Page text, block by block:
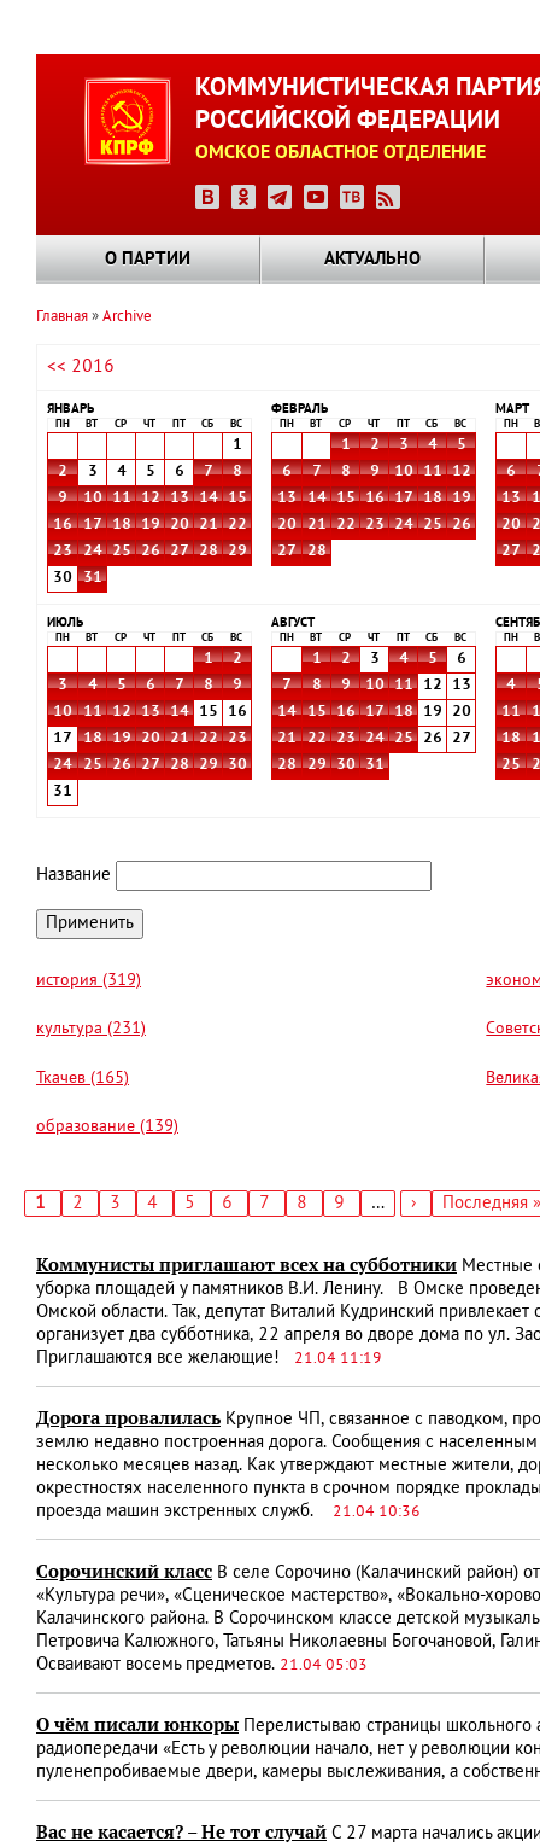
КОММУНИСТИЧЕСКАЯ
РОССИЙСКОЙ ФЕДЕРАЦИИ
ОМСКОЕ ОБЛАСТНОЕ ОТДЕЛЕНИЕ
О ПАРТИИ АКТУАЛЬНО
навигации
Главная Archive
<< 2016
ЯНВАРЬ
ПН ВТ СР ЧТ СБ ВС
1
2
3 4 5 6 7
8
9
10 11 12 13 14
15
16
17 18 19 20 21
22
23
24 25 26 27 28
29
30
31
ФЕВРАЛЬ
ПН ВТ СР ЧТ СБ ВС
1 2 3 4
5
6
7 8 9 10 11
12
13
14 15 16 17 18
19
20
21 22 23 24 25
26
27
28
МАРТ
ПН
6
13
20
27
ИЮЛЬ
ПН ВТ СР ЧТ СБ ВС
1
2
3
4 5 6 7 8
9
10
11 12 13 14 15
16
17
18 19 20 21 22
23
24
25 26 27 28 29
30
31
АВГУСТ
ПН ВТ СР ЧТ СБ ВС
1 2 3 4 5
6
7
8 9 10 11 12
13
14
15 16 17 18 19
20
21
22 23 24 25 26
27
28
29 30 31
ПН
4
11
18
25
Название
история (319)
культура (231)
Ткачев (165)
образование (139)
Текущая
1 Страница
2 Страница
3 Страница
4 Страница
5 Страница
6 Страница
7 Страница
8 Страница
9 …
Следующая
›
Последняя
Последняя »
Коммунисты приглашают всех на субботники Местные
уборка площадей у памятников В.И. Ленину. В Омске
Омской области. Так, депутат Виталий Кудринский
организует два субботника, 22 апреля во дворе дома по ул.
Приглашаются все желающие!
21.04 11:19
Дорога провалилась Крупное ЧП, связанное с паводком,
землю недавно построенная дорога. Сообщения с
несколько месяцев назад. Как утверждают местные жители,
окрестностях населенного пункта в срочном порядке
проезда машин экстренных служб.
21.04 10:36
Сорочинский класс В селе Сорочино (Калачинский район)
«Культура речи», «Сценическое мастерство», «Вокально-
Калачинского района. В Сорочинском классе детской
Петровича Калюжного, Татьяны Николаевны Богочановой,
Осваивают восемь предметов. 21.04 05:03
О чём писали юнкоры Перелистываю страницы школьного
радиопередачи «Есть у революции начало, нет у революции
пуленепробиваемые двери, камеры выслеживания, а
Вас не касается? – Не тот случай С 27 марта начались